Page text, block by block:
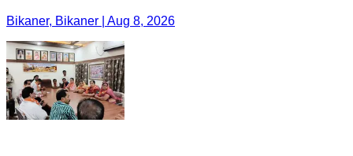
Bikaner, Bikaner | Aug 8, 2026